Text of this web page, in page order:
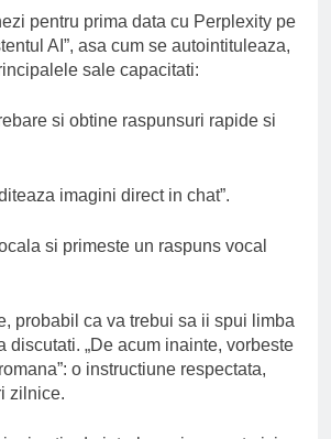
pentru prima data cu Perplexity pe
AI”, asa cum se autointituleaza,
sale capacitati:
si obtine raspunsuri rapide si
imagini direct in chat”.
si primeste un raspuns vocal
probabil ca va trebui sa ii spui limba
discutati. „De acum inainte, vorbeste
o instructiune respectata,
zilnice.